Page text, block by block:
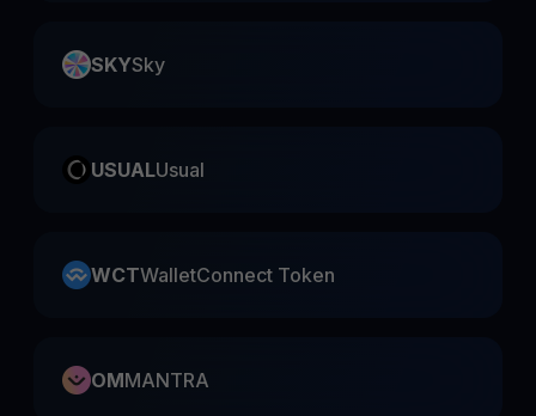
SKYSky
USUALUsual
WCTWalletConnect Token
OMMANTRA